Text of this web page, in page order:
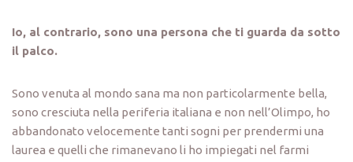
Io, al contrario, sono una persona che ti guarda da sotto
il palco.
Sono venuta al mondo sana ma non particolarmente bella,
sono cresciuta nella periferia italiana e non nell’Olimpo, ho
abbandonato velocemente tanti sogni per prendermi una
laurea e quelli che rimanevano li ho impiegati nel farmi